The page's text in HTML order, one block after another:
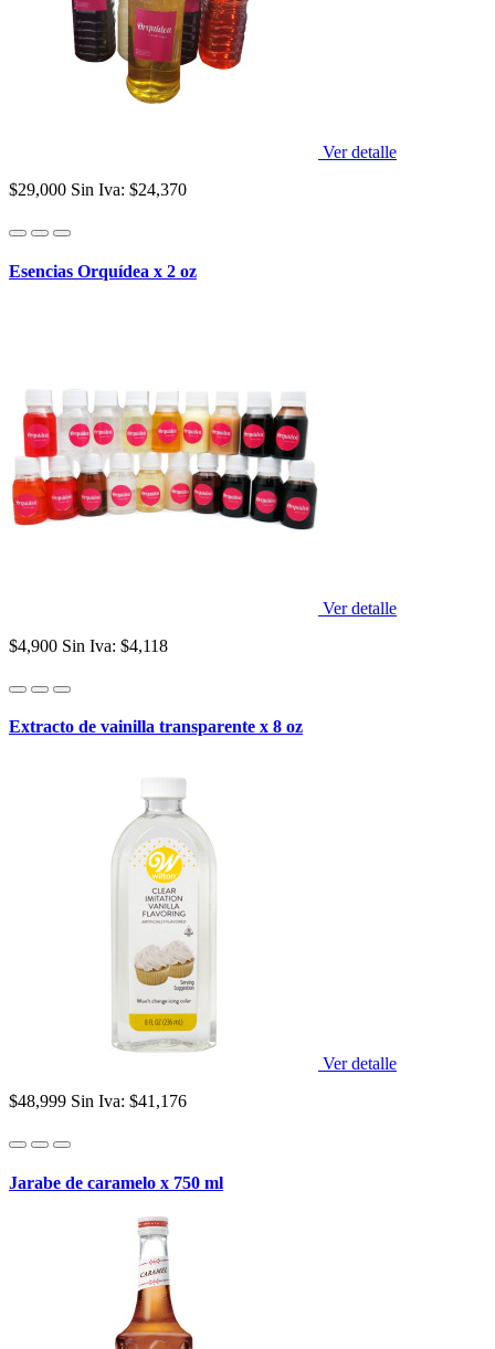
Ver detalle
$29,000 Sin Iva: $24,370
Esencias Orquídea x 2 oz
Ver detalle
$4,900 Sin Iva: $4,118
Extracto de vainilla transparente x 8 oz
Ver detalle
$48,999 Sin Iva: $41,176
Jarabe de caramelo x 750 ml